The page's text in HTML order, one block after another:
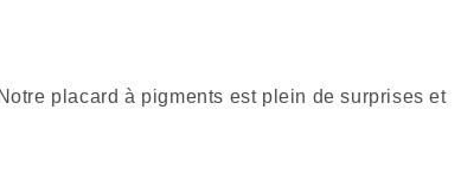
placard à pigments est plein de surprises et